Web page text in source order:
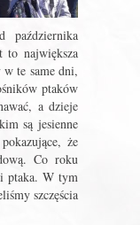
października
to największa
te same dni,
ptaków
a dzieje
są jesienne
że
Co roku
ptaka. W tym
szczęścia